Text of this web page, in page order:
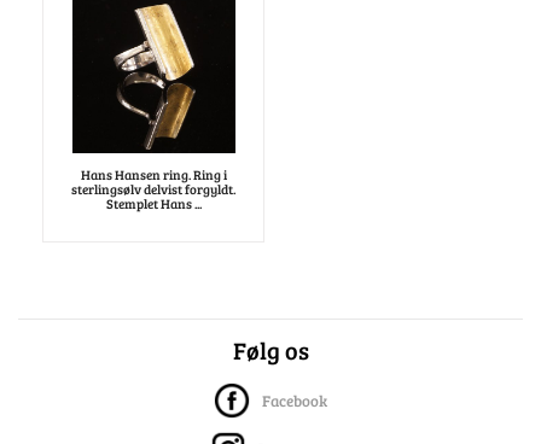
Hans Hansen ring. Ring i
sterlingsølv delvist forgyldt.
Stemplet Hans ...
Følg os
Facebook